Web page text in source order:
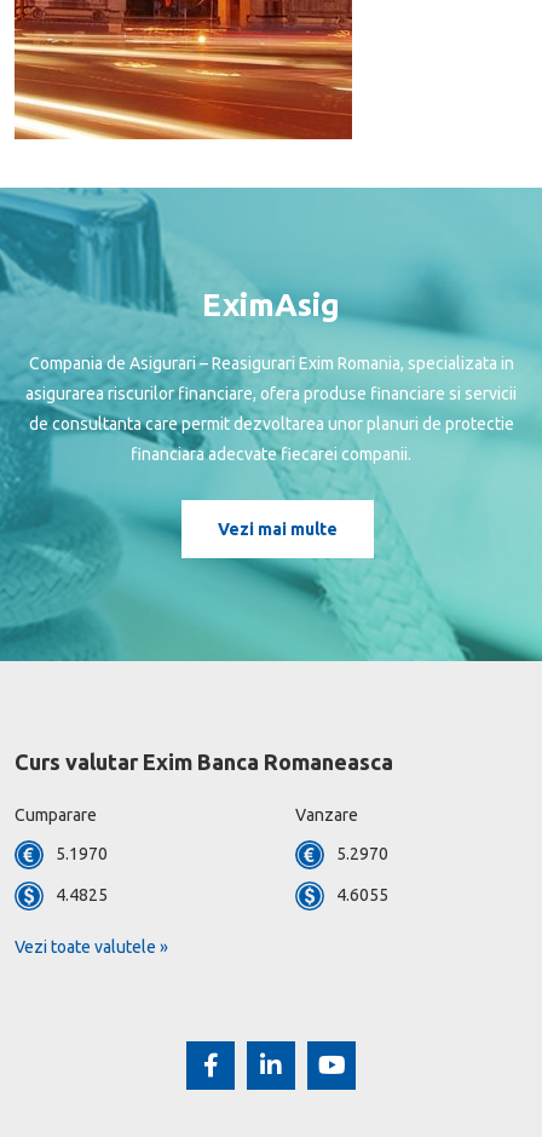
EximAsig
Compania de Asigurari – Reasigurari Exim Romania, specializata in
asigurarea riscurilor financiare, ofera produse financiare si servicii
de consultanta care permit dezvoltarea unor planuri de protectie
financiara adecvate fiecarei companii.
Vezi mai multe
Curs valutar Exim Banca Romaneasca
Cumparare Vanzare
5.1970 5.2970
4.4825 4.6055
Vezi toate valutele »